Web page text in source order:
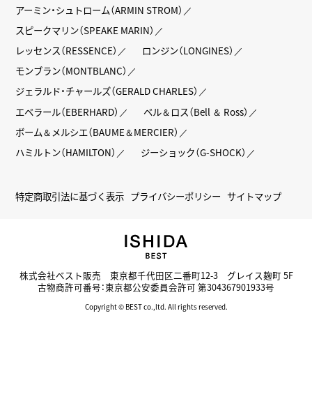
アーミン・シュトローム（ARMIN STROM）
スピークマリン（SPEAKE MARIN）
レッセンス（RESSENCE）
ロンジン（LONGINES）
モンブラン（MONTBLANC）
ジェラルド・チャールズ（GERALD CHARLES）
エベラール（EBERHARD）
ベル＆ロス（Bell ＆ Ross）
ボーム＆メルシエ（BAUME＆MERCIER）
ハミルトン（HAMILTON）
ジーショック（G-SHOCK）
特定商取引法に基づく表示 プライバシーポリシー サイトマップ
株式会社ベスト販売 東京都千代田区二番町12-3 グレイス麹町 5F
古物商許可番号：東京都公安委員会許可 第304367901933号
Copyright © BEST co.,ltd. All rights reserved.